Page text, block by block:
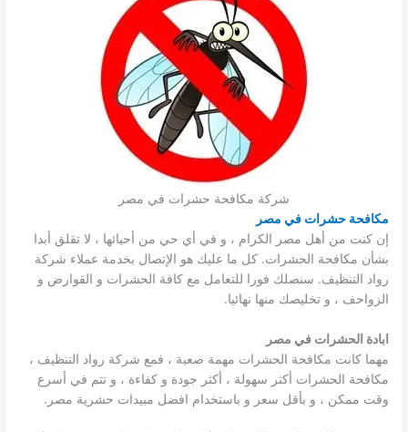
شركة مكافحة حشرات في مصر
مكافحة حشرات في مصر
إن كنت من أهل مصر الكرام ، و في أي حي من أحيائها ، لا تقلق أبدا
بشأن مكافحة الحشرات. كل ما عليك هو الإتصال بخدمة عملاء شركة
رواد التنظيف. سنصلك فورا للتعامل مع كافة الحشرات و القوارض و
الزواحف ، و تخليصك منها نهائيا.
ابادة الحشرات في مصر
مهما كانت مكافحة الحشرات مهمة صعبة ، فمع شركة رواد التنظيف ،
مكافحة الحشرات أكثر سهولة ، أكثر جودة و كفاءة ، و تتم في أسرع
وقت ممكن ، و بأقل سعر و باستخدام افضل مبيدات حشرية مصر.